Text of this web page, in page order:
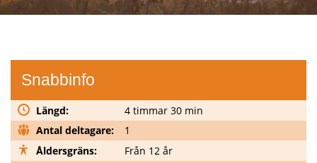
Snabbinfo
Längd:
4 timmar 30 min
Antal deltagare:
1
Åldersgräns:
Från 12 år